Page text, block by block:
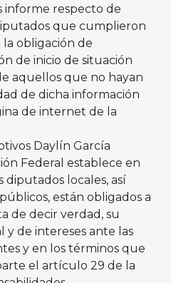
informe respecto de
que cumplieron
obligación de
de inicio de situación
aquellos que no hayan
de dicha información
de internet de la
Daylín García
Federal establece en
locales, así
están obligados a
de decir verdad, su
y de intereses ante las
y en los términos que
el artículo 29 de la